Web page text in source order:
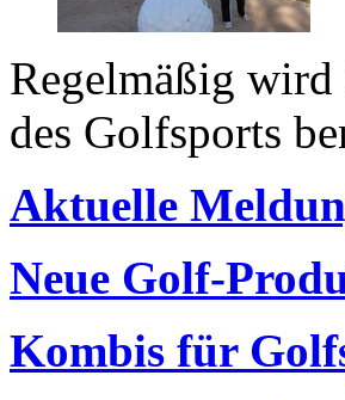
Regelmäßig wird
des Golfsports
Aktuelle
Neue Golf-
Kombis für